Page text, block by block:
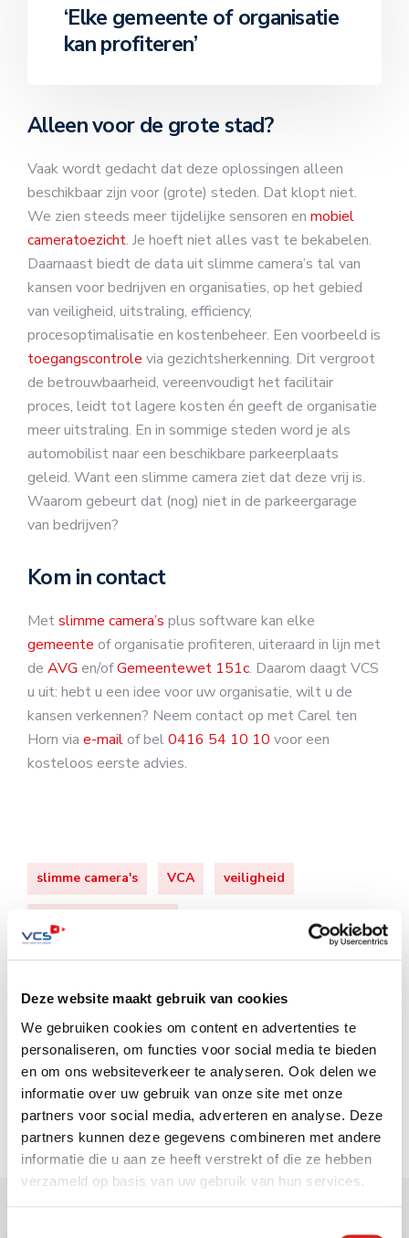
Deze website maakt gebruik van cookies
We gebruiken cookies om content en advertenties te
personaliseren, om functies voor social media te bieden
en om ons websiteverkeer te analyseren. Ook delen we
informatie over uw gebruik van onze site met onze
partners voor social media, adverteren en analyse. Deze
partners kunnen deze gegevens combineren met andere
informatie die u aan ze heeft verstrekt of die ze hebben
verzameld op basis van uw gebruik van hun services.
‘Elke gemeente of organisatie
kan profiteren’
Alleen voor de grote stad?
Vaak wordt gedacht dat deze oplossingen alleen
beschikbaar zijn voor (grote) steden. Dat klopt niet.
We zien steeds meer tijdelijke sensoren en mobiel
cameratoezicht. Je hoeft niet alles vast te bekabelen.
Daarnaast biedt de data uit slimme camera’s tal van
kansen voor bedrijven en organisaties, op het gebied
van veiligheid, uitstraling, efficiency,
procesoptimalisatie en kostenbeheer. Een voorbeeld is
toegangscontrole via gezichtsherkenning. Dit vergroot
de betrouwbaarheid, vereenvoudigt het facilitair
proces, leidt tot lagere kosten én geeft de organisatie
meer uitstraling. En in sommige steden word je als
automobilist naar een beschikbare parkeerplaats
geleid. Want een slimme camera ziet dat deze vrij is.
Waarom gebeurt dat (nog) niet in de parkeergarage
van bedrijven?
Kom in contact
Metslimme camera’s plus software kan elke
gemeente of organisatie profiteren, uiteraard in lijn met
de AVG en/ofGemeentewet 151c. Daarom daagt VCS
u uit: hebt u een idee voor uw organisatie, wilt u de
kansen verkennen? Neem contact op met Carel ten
Horn via e-mailof bel0416 54 10 10 voor een
kosteloos eerste advies.
slimme camera's VCA veiligheid
Zoeken op de website